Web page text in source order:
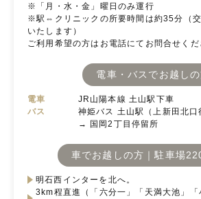
※「月・水・金」曜日のみ運行
※駅⇔クリニックの所要時間は約35分（交
いたします）
ご利用希望の方はお電話にてお問合せくだ
電車・バスでお越し
電車
JR山陽本線 土山駅下車
バス
神姫バス 土山駅（上新田北口
→ 国岡2丁目停留所
車でお越しの方｜駐車場
明石西インターを北へ。
3km程直進（「六分一」「天満大池」「